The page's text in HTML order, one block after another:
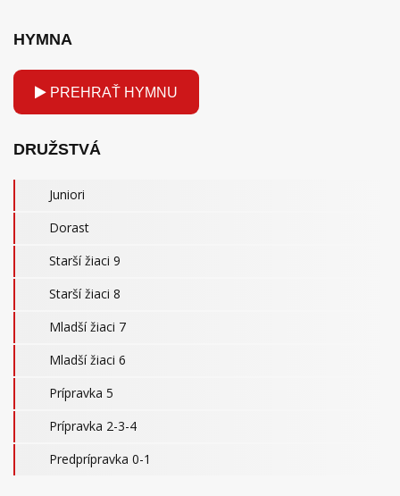
HYMNA
PREHRAŤ HYMNU
DRUŽSTVÁ
Juniori
Dorast
Starší žiaci 9
Starší žiaci 8
Mladší žiaci 7
Mladší žiaci 6
Prípravka 5
Prípravka 2-3-4
Predprípravka 0-1